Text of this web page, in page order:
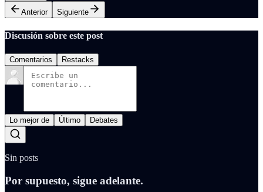
Anterior
Siguiente
Discusión sobre este post
Comentarios Restacks
Lo mejor de Último Debates
Sin posts
Por supuesto, sigue adelante.